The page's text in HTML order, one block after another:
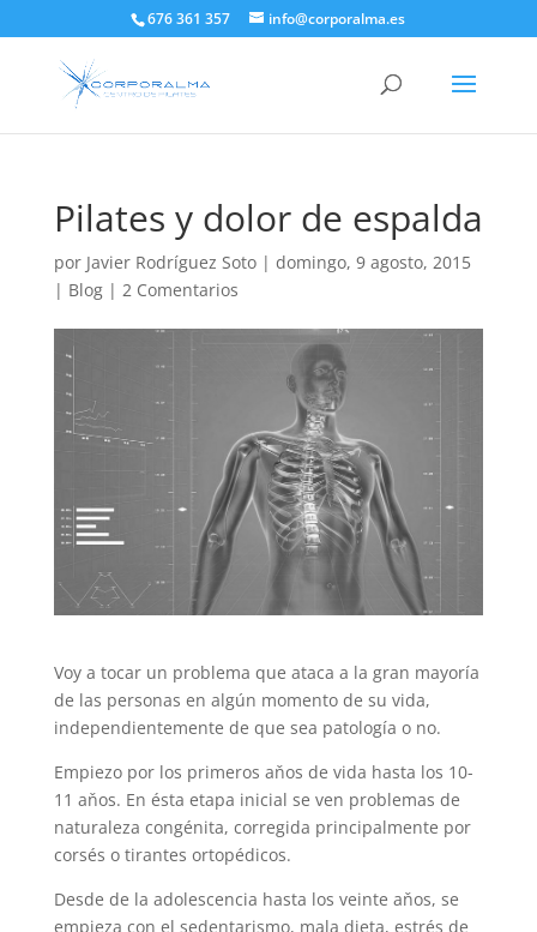
676 361 357 info@corporalma.es
Pilates y dolor de espalda
por Javier Rodríguez Soto| domingo, 9 agosto, 2015
| Blog| 2 Comentarios
Voy a tocar un problema que ataca a la gran mayoría
de las personas en algún momento de su vida,
independientemente de que sea patología o no.
Empiezo por los primeros aňos de vida hasta los 10-
11 aňos. En ésta etapa inicial se ven problemas de
naturaleza congénita, corregida principalmente por
corsés o tirantes ortopédicos.
Desde de la adolescencia hasta los veinte aňos, se
empieza con el sedentarismo, mala dieta, estrés de